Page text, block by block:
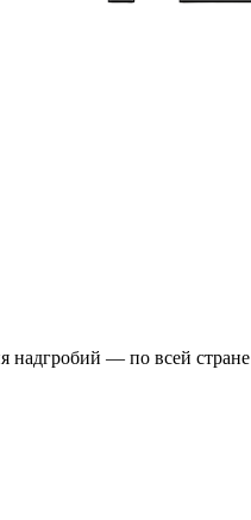
надгробий — по всей стране